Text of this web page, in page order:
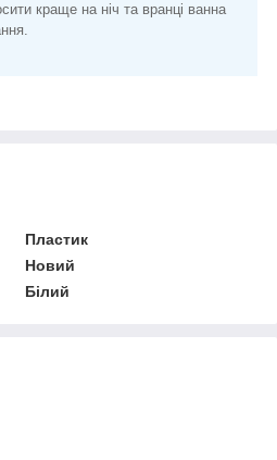
краще на ніч та вранці ванна
Пластик
Новий
Білий